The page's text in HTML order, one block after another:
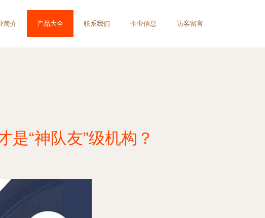
简介 产品大全 联系我们 企业信息 访客留言
“神队友”级机构？